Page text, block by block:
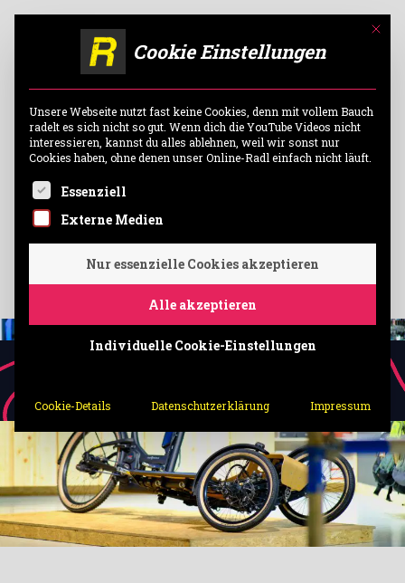
WUNSCHRAD
ZUM RADLER
HNF Nicolai CD1 Cargo
Mit
Cookie Einstellungen
Unsere Webseite nutzt fast keine Cookies, denn mit vollem Bauch
radelt es sich nicht so gut. Wenn dich die YouTube Videos nicht
interessieren, kannst du alles ablehnen, weil wir sonst nur
Cookies haben, ohne denen unser Online-Radl einfach nicht läuft.
Es folgt eine Liste der Service-Gruppen, für die
Essenziell
Externe Medien
Nur essenzielle Cookies akzeptieren
Alle akzeptieren
Individuelle Cookie-Einstellungen
Cookie-Details Datenschutzerklärung Impressum